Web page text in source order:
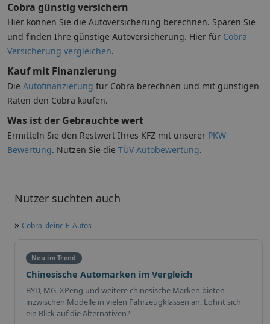
Nutzer suchten auch
» Cobra kleine E-Autos
Neu im Trend
Chinesische Automarken im Vergleich
BYD, MG, XPeng und weitere chinesische Marken bieten
inzwischen Modelle in vielen Fahrzeugklassen an. Lohnt sich
ein Blick auf die Alternativen?
Cobra günstig versichern
Hier können Sie die Autoversicherung berechnen. Sparen Sie
und finden Ihre günstige Autoversicherung. Hier für Cobra
Versicherung vergleichen.
Kauf mit Finanzierung
Die Autofinanzierung für Cobra berechnen und mit günstigen
Raten den Cobra kaufen.
Was ist der Gebrauchte wert
Ermitteln Sie den Restwert Ihres KFZ mit unserer PKW
Bewertung. Nutzen Sie die TÜV Autobewertung.